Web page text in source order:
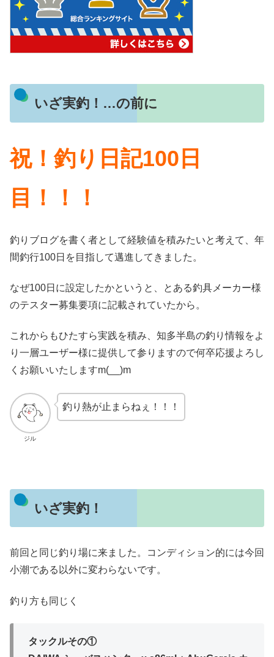
いざ実釣！…の前に
祝！釣り日記100日
目！！！
釣りブログを書く者として経験値を積みたいと考えて、年
間釣行100日を目指して邁進してきました。
なぜ100日に設定したかというと、とある釣具メーカー様
のテスター募集要項に記載されていたから。
これからもひたすら実践を積み、知多半島の釣り情報をよ
り一層ユーザー様に提供して参りますので何卒応援よろし
くお願いいたしますm(__)m
ジル
釣り熱が止まらねぇ！！！
いざ実釣！
前回と同じ釣り場に来ました。コンディション的には今回
小潮である以外に変わらないです。
釣り方も同じく
タックルその①